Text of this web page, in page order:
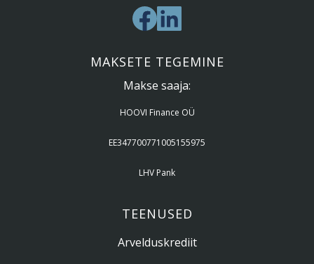
MAKSETE TEGEMINE
Makse saaja:
HOOVI Finance OÜ
EE347700771005155975
LHV Pank
TEENUSED
Arvelduskrediit